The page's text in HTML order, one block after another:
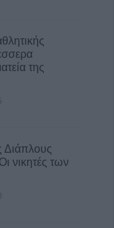
σε
σχολική
της
Διάπλους
νικητές των